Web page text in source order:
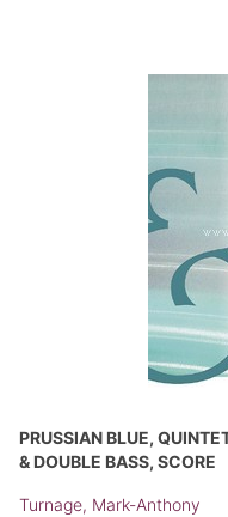
PRUSSIAN BLUE,
& DOUBLE BASS, SCORE
Turnage, Mark-Anthony